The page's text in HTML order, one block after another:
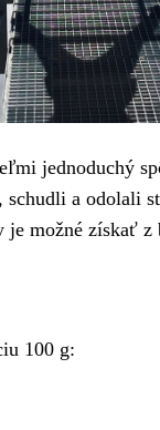
jednoduchý
a odolali
možné získať z
100 g: